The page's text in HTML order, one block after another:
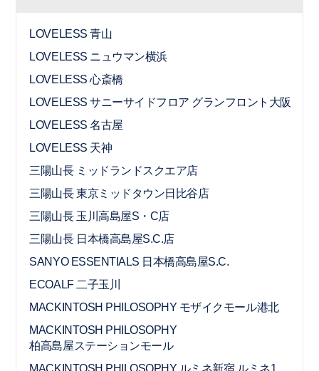
LOVELESS 青山
LOVELESS ニュウマン横浜
LOVELESS 心斎橋
LOVELESS サニーサイドフロア グランフロント大阪
LOVELESS 名古屋
LOVELESS 天神
三陽山長 ミッドランドスクエア店
三陽山長 東京ミッドタウン日比谷店
三陽山長 玉川高島屋S・C店
三陽山長 日本橋高島屋S.C.店
SANYO ESSENTIALS 日本橋高島屋S.C.
ECOALF 二子玉川
MACKINTOSH PHILOSOPHY モザイクモール港北
MACKINTOSH PHILOSOPHY
柏高島屋ステーションモール
MACKINTOSH PHILOSOPHY ルミネ新宿 ルミネ1